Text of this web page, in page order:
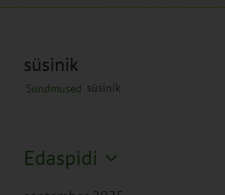
süsinik
Sündmused süsinik
Edaspidi